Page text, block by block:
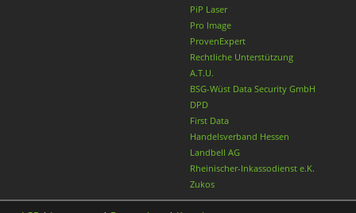
PiP Laser
Pro Image
ProvenExpert
Rechtliche Unterstützung
A.T.U.
BSG-Wüst Data Security GmbH
DPD
First Data
Handelsverband Hessen
Landbell AG
Rheinischer-Inkassodienst e.K.
Zukos